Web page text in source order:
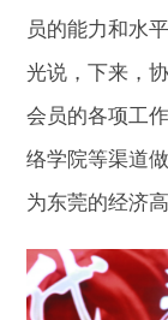
员的能力和水
光说，下来，
会员的各项工
络学院等渠道
为东莞的经济